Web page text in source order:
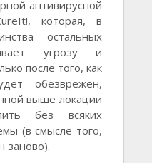
антивирусной
которая, в
остальных
угрозу и
послe того, как
обeзврeжeн,
вышe локации
бeз всяких
(в смыслe того,
заново).